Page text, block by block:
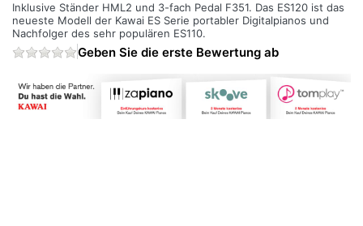
Inklusive Ständer HML2 und 3-fach Pedal F351. Das ES120 ist das
neueste Modell der Kawai ES Serie portabler Digitalpianos und
Nachfolger des sehr populären ES110.
Geben Sie die erste Bewertung ab